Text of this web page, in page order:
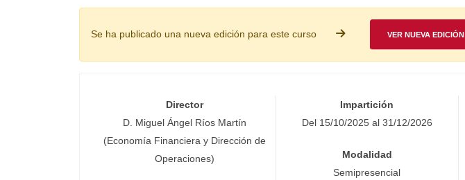
Se ha publicado una nueva edición para este curso VER NUEVA EDICIÓN
Director
D. Miguel Ángel Ríos Martín
(Economía Financiera y Dirección de
Operaciones)
Impartición
Del 15/10/2025 al 31/12/2026
Modalidad
Semipresencial